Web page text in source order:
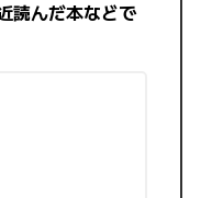
読んだ本などで